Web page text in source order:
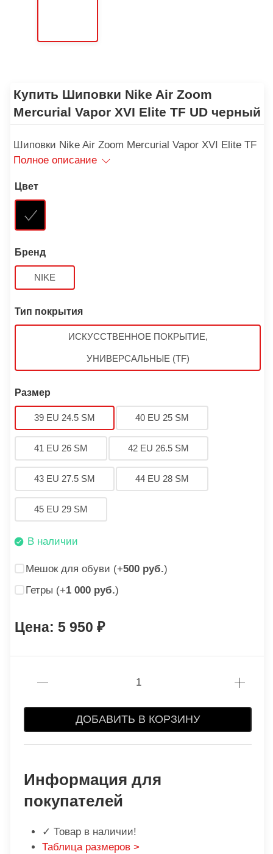
Купить Шиповки Nike Air Zoom
Mercurial Vapor XVI Elite TF UD черный
Шиповки Nike Air Zoom Mercurial Vapor XVI Elite TF
Полное описание
Цвет
Бренд
NIKE
Тип покрытия
ИСКУССТВЕННОЕ ПОКРЫТИЕ,
УНИВЕРСАЛЬНЫЕ (TF)
Размер
39 EU 24.5 SM 40 EU 25 SM
41 EU 26 SM 42 EU 26.5 SM
43 EU 27.5 SM 44 EU 28 SM
45 EU 29 SM
В наличии
Мешок для обуви (+500 руб.)
Гетры (+1 000 руб.)
5 950
ДОБАВИТЬ В КОРЗИНУ
Информация для
покупателей
✓ Товар в наличии!
Таблица размеров >